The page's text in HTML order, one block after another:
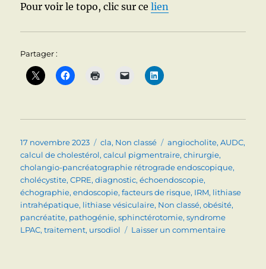
Pour voir le topo, clic sur celien
Partager :
Publié
le
17 novembre 2023 Catégories
cla, Non classé Étiquettes
angiocholite,AUDC,
calcul de cholestérol,calcul pigmentraire,chirurgie,
cholangio-pancréatographie rétrograde endoscopique,
cholécystite,CPRE,diagnostic,échoendoscopie,
échographie,endoscopie,facteurs de risque, IRM, lithiase
intrahépatique, lithiase vésiculaire, Non classé,obésité,
pancréatite, pathogénie,sphinctérotomie,syndrome
LPAC,traitement, ursodiol Laisser un commentairesur